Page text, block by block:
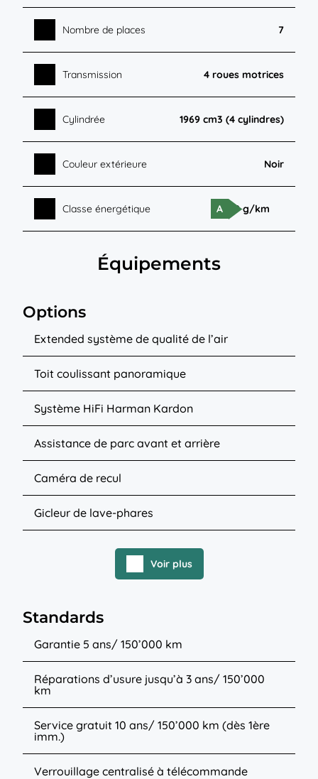
Nombre de places 7
Transmission 4 roues motrices
Cylindrée 1969 cm3 (4 cylindres)
Couleur extérieure Noir
Classe énergétique A 29 g/km
Équipements
Options
Extended système de qualité de l’air
Toit coulissant panoramique
Système HiFi Harman Kardon
Assistance de parc avant et arrière
Caméra de recul
Gicleur de lave-phares
Voir plus
Standards
Garantie 5 ans/ 150’000 km
Réparations d’usure jusqu’à 3 ans/ 150’000
km
Service gratuit 10 ans/ 150’000 km (dès 1ère
imm.)
Verrouillage centralisé à télécommande